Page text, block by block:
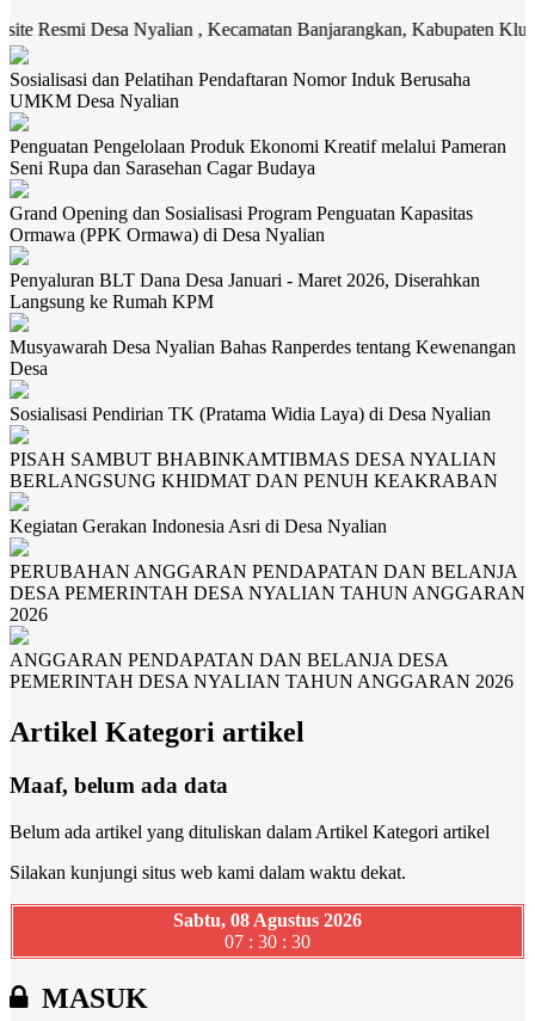
Desa Nyalian , Kecamatan Banjarangkan, Kabupaten
Sosialisasi dan Pelatihan Pendaftaran Nomor Induk Berusaha
UMKM Desa Nyalian
Penguatan Pengelolaan Produk Ekonomi Kreatif melalui Pameran
Seni Rupa dan Sarasehan Cagar Budaya
Grand Opening dan Sosialisasi Program Penguatan Kapasitas
Ormawa (PPK Ormawa) di Desa Nyalian
Penyaluran BLT Dana Desa Januari - Maret 2026, Diserahkan
Langsung ke Rumah KPM
Musyawarah Desa Nyalian Bahas Ranperdes tentang Kewenangan
Desa
Sosialisasi Pendirian TK (Pratama Widia Laya) di Desa Nyalian
PISAH SAMBUT BHABINKAMTIBMAS DESA NYALIAN
BERLANGSUNG KHIDMAT DAN PENUH KEAKRABAN
Kegiatan Gerakan Indonesia Asri di Desa Nyalian
PERUBAHAN ANGGARAN PENDAPATAN DAN BELANJA
DESA PEMERINTAH DESA NYALIAN TAHUN ANGGARAN
2026
ANGGARAN PENDAPATAN DAN BELANJA DESA
PEMERINTAH DESA NYALIAN TAHUN ANGGARAN 2026
Artikel Kategori artikel
Maaf, belum ada data
Belum ada artikel yang dituliskan dalam Artikel Kategori artikel
Silakan kunjungi situs web kami dalam waktu dekat.
Sabtu, 08 Agustus 2026
07 : 30 : 31
MASUK